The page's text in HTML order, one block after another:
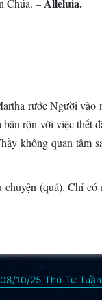
rước Người vào
rộn với việc thết
không quan tâm
(quá). Chỉ có
08/10/25 Thứ Tư